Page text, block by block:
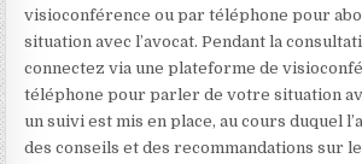
visioconférence ou par téléphone pour
situation avec l’avocat. Pendant la
connectez via une plateforme de
téléphone pour parler de votre situation
un suivi est mis en place, au cours duquel
des conseils et des recommandations sur